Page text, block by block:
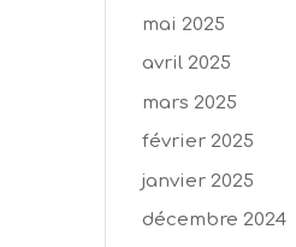
mai 2025
avril 2025
mars 2025
février 2025
janvier 2025
décembre 2024